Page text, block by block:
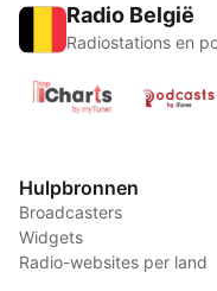
Radio België
Radiostations en
Hulpbronnen
Broadcasters
Widgets
Radio-websites per land